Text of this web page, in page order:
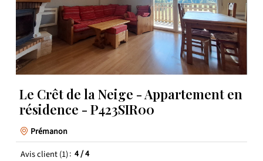
Le Crêt de la Neige - Appartement en
résidence - P423SIR00
Prémanon
Avis client(1) 4/ 4